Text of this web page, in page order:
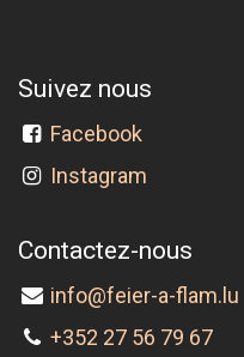
Suivez nous
Facebook
Instagram
Contactez-nous
info@feier-a-flam.lu
+352 27 56 79 67